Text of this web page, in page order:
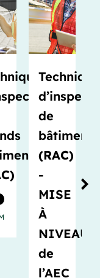
de
bâtiments
(RAC)
-
MISE
À
NIVEAU
de
l’AEC